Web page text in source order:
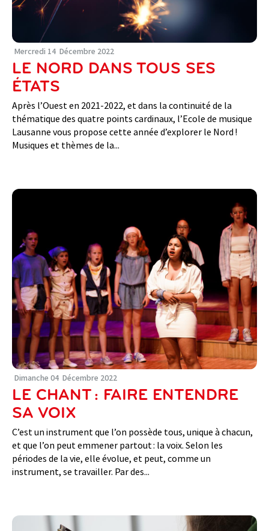
Mercredi 14 Décembre 2022
LE NORD DANS TOUS SES
ÉTATS
Après l’Ouest en 2021-2022, et dans la continuité de la
thématique des quatre points cardinaux, l’Ecole de musique
Lausanne vous propose cette année d’explorer le Nord !
Musiques et thèmes de la...
Dimanche 04 Décembre 2022
LE CHANT : FAIRE ENTENDRE
SA VOIX
C’est un instrument que l’on possède tous, unique à chacun,
et que l’on peut emmener partout : la voix. Selon les
périodes de la vie, elle évolue, et peut, comme un
instrument, se travailler. Par des...